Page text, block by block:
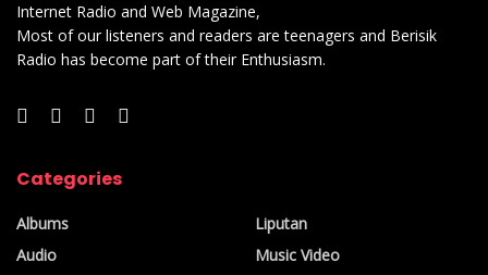
Internet Radio and Web Magazine,
Most of our listeners and readers are teenagers and Berisik
Radio has become part of their Enthusiasm.
Categories
Albums
Audio
Liputan
Music Video